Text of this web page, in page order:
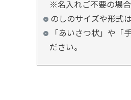
※名入れご不要の場
のしのサイズや形式
「あいさつ状」や「
ださい。